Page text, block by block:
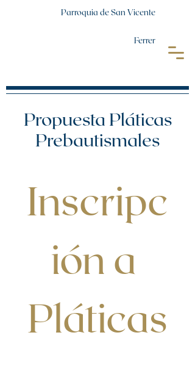
Parroquia de San Vicente
Ferrer
Propuesta Pláticas
Prebautismales
Inscripc
ión a
Pláticas